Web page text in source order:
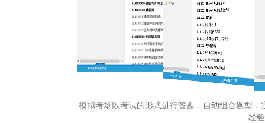
模拟考场以考试的形式进行答题，自动组合题型
经